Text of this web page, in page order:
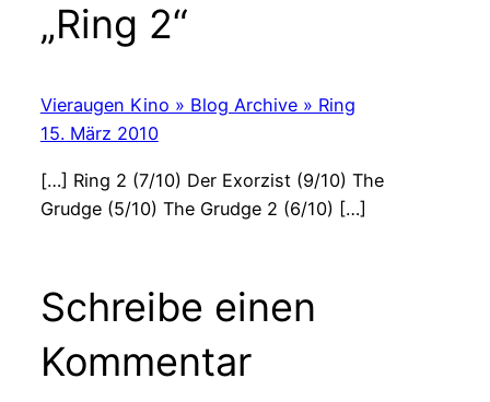
„Ring 2“
Vieraugen Kino » Blog Archive » Ring
15. März 2010
[…] Ring 2 (7/10) Der Exorzist (9/10) The
Grudge (5/10) The Grudge 2 (6/10) […]
Schreibe einen
Kommentar